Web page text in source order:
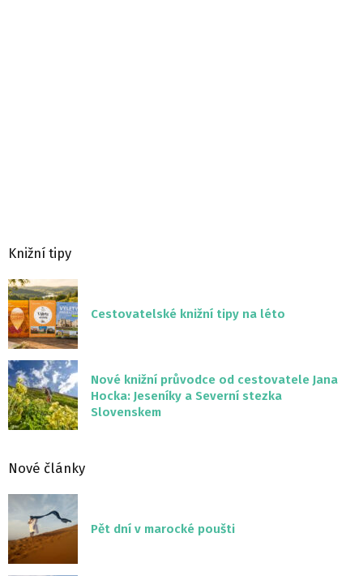
Knižní tipy
Cestovatelské knižní tipy na léto
Nové knižní průvodce od cestovatele Jana
Hocka: Jeseníky a Severní stezka
Slovenskem
Nové články
Pět dní v marocké poušti